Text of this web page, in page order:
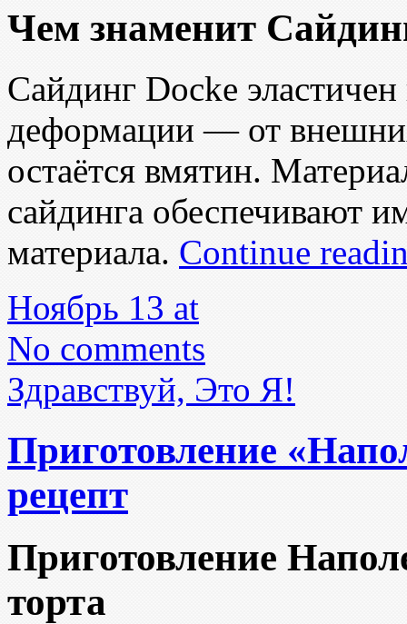
Чем знаменит
Сайдинг Docke
деформации — от
остаётся вмятин.
сайдинга обеспечивают
материала. Continue
Ноябрь 13 at
No comments
Здравствуй, Это Я!
Приготовление
рецепт
Приготовление
торта